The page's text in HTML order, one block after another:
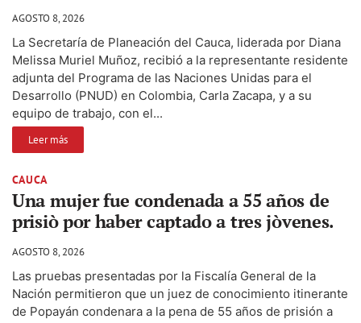
AGOSTO 8, 2026
La Secretaría de Planeación del Cauca, liderada por Diana
Melissa Muriel Muñoz, recibió a la representante residente
adjunta del Programa de las Naciones Unidas para el
Desarrollo (PNUD) en Colombia, Carla Zacapa, y a su
equipo de trabajo, con el...
Leer más
CAUCA
Una mujer fue condenada a 55 años de
prisiò por haber captado a tres jòvenes.
AGOSTO 8, 2026
Las pruebas presentadas por la Fiscalía General de la
Nación permitieron que un juez de conocimiento itinerante
de Popayán condenara a la pena de 55 años de prisión a